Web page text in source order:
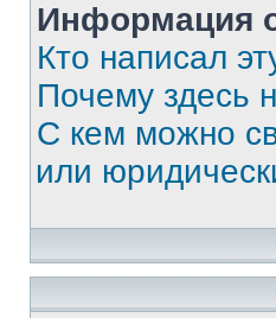
Информация
Кто написал
Почему здесь
С кем можно
или